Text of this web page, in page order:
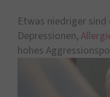
Etwas niedriger
Depressionen,
hohes